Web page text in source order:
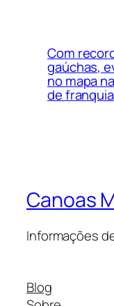
Com
gaúchas,
no mapa
de
Canoas
Informações
Blog